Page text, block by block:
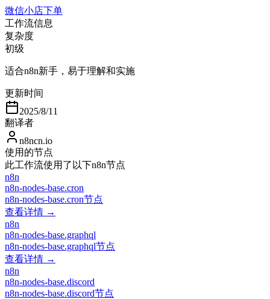
微信小店下单
工作流信息
复杂度
初级
适合n8n新手，易于理解和实施
更新时间
2025/8/11
翻译者
n8ncn.io
使用的节点
此工作流使用了以下n8n节点
n8n
n8n-nodes-base.cron
n8n-nodes-base.cron节点
查看详情 →
n8n
n8n-nodes-base.graphql
n8n-nodes-base.graphql节点
查看详情 →
n8n
n8n-nodes-base.discord
n8n-nodes-base.discord节点